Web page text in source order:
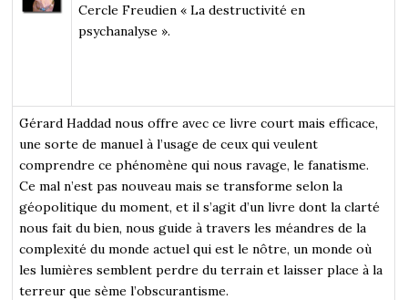
Cercle Freudien « La destructivité en
psychanalyse ».
Gérard Haddad nous offre avec ce livre court mais efficace,
une sorte de manuel à l’usage de ceux qui veulent
comprendre ce phénomène qui nous ravage, le fanatisme.
Ce mal n’est pas nouveau mais se transforme selon la
géopolitique du moment, et il s’agit d’un livre dont la clarté
nous fait du bien, nous guide à travers les méandres de la
complexité du monde actuel qui est le nôtre, un monde où
les lumières semblent perdre du terrain et laisser place à la
terreur que sème l’obscurantisme.